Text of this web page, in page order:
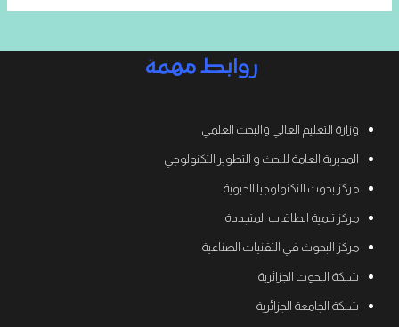
روابط مهمة
وزارة التعليم العالي والبحث العلمي
المديرية العامة للبحث و التطوير التكنولوجي
مركز بحوث التكنولوجيا الحيوية
مركز تنمية الطاقات المتجددة
مركز البحوث في التقنيات الصناعية
شبكة البحوث الجزائرية
شبكة الجامعة الجزائرية